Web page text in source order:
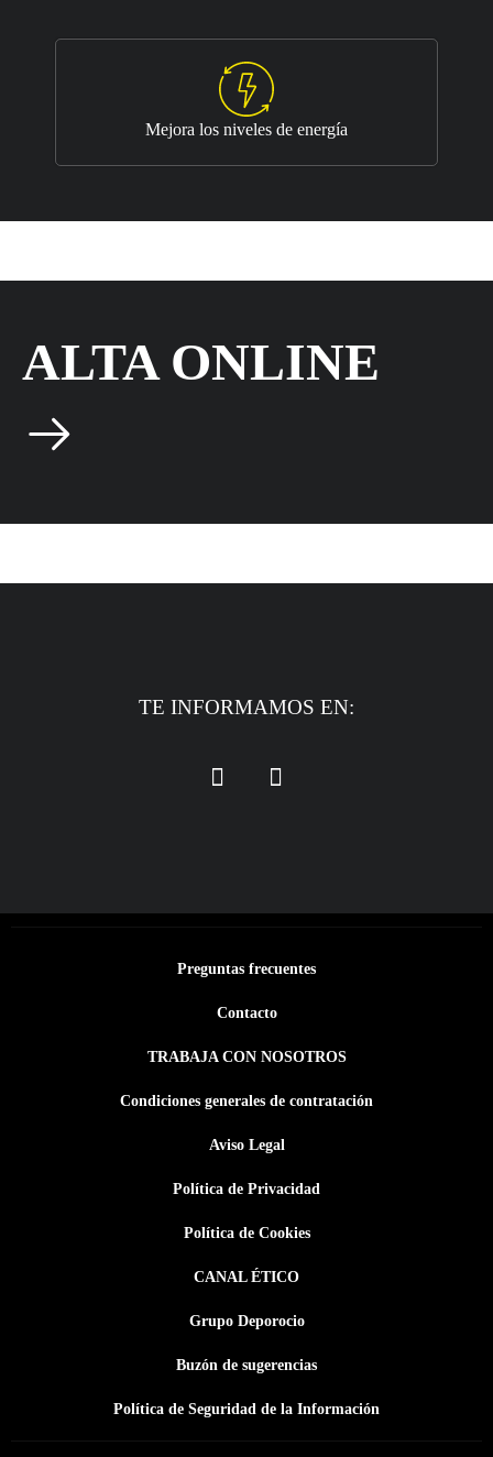
Mejora los niveles de energía
ALTA ONLINE
TE INFORMAMOS EN:
Preguntas frecuentes
Contacto
TRABAJA CON NOSOTROS
Condiciones generales de contratación
Aviso Legal
Política de Privacidad
Política de Cookies
CANAL ÉTICO
Grupo Deporocio
Buzón de sugerencias
Política de Seguridad de la Información